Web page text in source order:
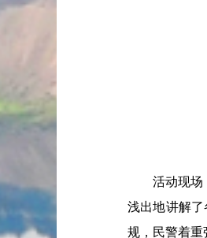
活动现场，
浅出地讲解
规，民警着重